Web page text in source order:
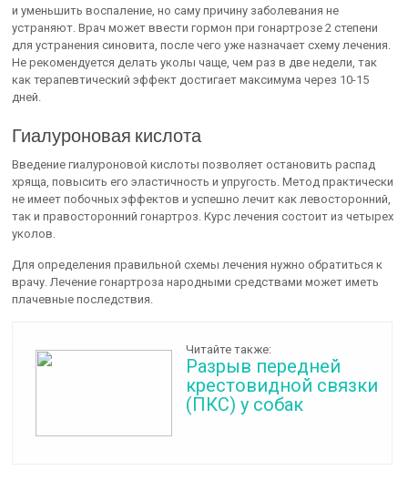
и уменьшить воспаление, но саму причину заболевания не
устраняют. Врач может ввести гормон при гонартрозе 2 степени
для устранения синовита, после чего уже назначает схему лечения.
Не рекомендуется делать уколы чаще, чем раз в две недели, так
как терапевтический эффект достигает максимума через 10-15
дней.
Гиалуроновая кислота
Введение гиалуроновой кислоты позволяет остановить распад
хряща, повысить его эластичность и упругость. Метод практически
не имеет побочных эффектов и успешно лечит как левосторонний,
так и правосторонний гонартроз. Курс лечения состоит из четырех
уколов.
Для определения правильной схемы лечения нужно обратиться к
врачу. Лечение гонартроза народными средствами может иметь
плачевные последствия.
Читайте также:
Разрыв передней
крестовидной связки
(ПКС) у собак